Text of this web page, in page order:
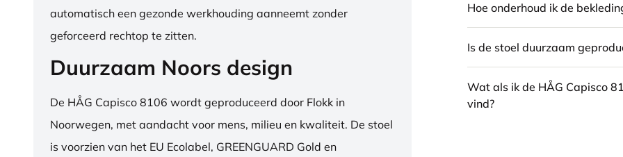
automatisch een gezonde werkhouding aanneemt zonder
geforceerd rechtop te zitten.
Duurzaam Noors design
De HÅG Capisco 8106 wordt geproduceerd door Flokk in
Noorwegen, met aandacht voor mens, milieu en kwaliteit. De stoel
is voorzien van het EU Ecolabel, GREENGUARD Gold en
Hoe onderhoud ik de
Is de stoel duurzaam
Wat als ik de HÅG Capisco
vind?